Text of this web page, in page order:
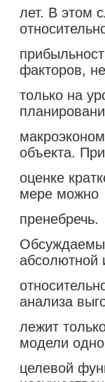
лет. В этом
факторов, не
только на
объекта. При
оценке
мере можно
пренебречь.
абсолютной
анализа
лежит
модели
целевой